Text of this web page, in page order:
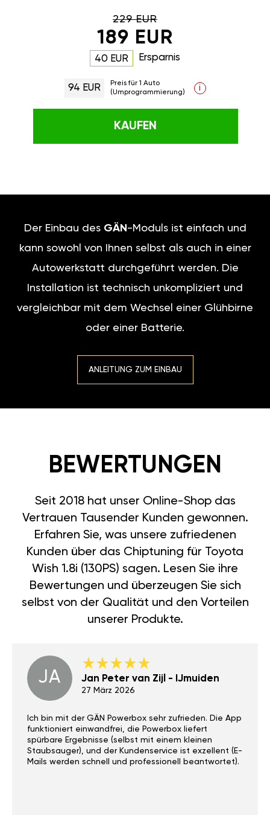
229 EUR
189 EUR
40 EUR Ersparnis
94 EUR
Preis für 1 Auto
(Umprogrammierung)
i
KAUFEN
Der Einbau des GÄN -Moduls ist einfach und
kann sowohl von Ihnen selbst als auch in einer
Autowerkstatt durchgeführt werden. Die
Installation ist technisch unkompliziert und
vergleichbar mit dem Wechsel einer Glühbirne
oder einer Batterie.
ANLEITUNG ZUM EINBAU
BEWERTUNGEN
Seit 2018 hat unser Online-Shop das
Vertrauen Tausender Kunden gewonnen.
Erfahren Sie, was unsere zufriedenen
Kunden über das Chiptuning für Toyota
Wish 1.8i (130PS) sagen. Lesen Sie ihre
Bewertungen und überzeugen Sie sich
selbst von der Qualität und den Vorteilen
unserer Produkte.
JA Jan Peter van Zijl - IJmuiden
27 März 2026
Ich bin mit der GÄN Powerbox sehr zufrieden. Die App
funktioniert einwandfrei, die Powerbox liefert
spürbare Ergebnisse (selbst mit einem kleinen
Staubsauger), und der Kundenservice ist exzellent (E-
Mails werden schnell und professionell beantwortet).